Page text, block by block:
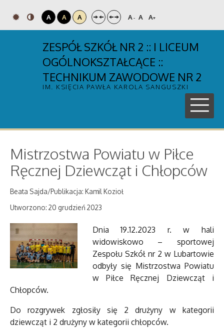
A A A A- A A+
ZESPÓŁ SZKÓŁ NR 2 :: I LICEUM
OGÓLNOKSZTAŁCĄCE ::
TECHNIKUM ZAWODOWE NR 2
IM. KSIĘCIA PAWŁA KAROLA SANGUSZKI
Mistrzostwa Powiatu w Piłce
Ręcznej Dziewcząt i Chłopców
Beata Sajda/Publikacja: Kamil Kozioł
Utworzono: 20 grudzień 2023
Dnia 19.12.2023 r. w hali
widowiskowo – sportowej
Zespołu Szkół nr 2 w Lubartowie
odbyły się Mistrzostwa Powiatu
w Piłce Ręcznej Dziewcząt i
Chłopców.
Do rozgrywek zgłosiły się 2 drużyny w kategorii
dziewcząt i 2 drużyny w kategorii chłopców.